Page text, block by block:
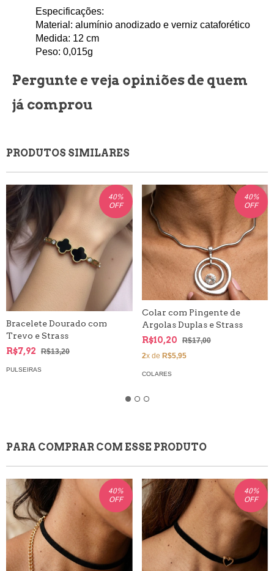
Especificações:
Material: alumínio anodizado e verniz cataforético
Medida: 12 cm
Peso: 0,015g
Pergunte e veja opiniões de quem
já comprou
PRODUTOS SIMILARES
40%
OFF
Bracelete Dourado com
Trevo e Strass
R$7,92
R$13,20
PULSEIRAS
40%
OFF
Colar com Pingente de
Argolas Duplas e Strass
R$10,20
R$17,00
2x de R$5,95
COLARES
PARA COMPRAR COM ESSE PRODUTO
40%
OFF
40%
OFF